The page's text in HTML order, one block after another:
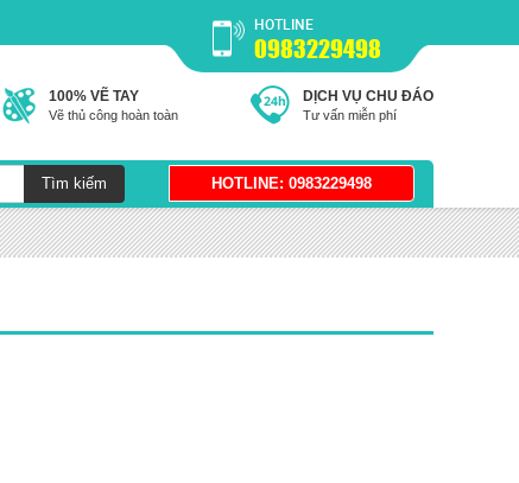
HOTLINE
0983229498
100% VẼ TAY
Vẽ thủ công hoàn toàn
DỊCH VỤ CHU ĐÁO
Tư vấn miễn phí